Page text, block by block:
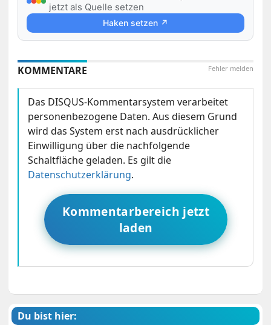
jetzt als Quelle setzen
Haken setzen ↗
Fehler melden
KOMMENTARE
Das DISQUS-Kommentarsystem verarbeitet
personenbezogene Daten. Aus diesem Grund
wird das System erst nach ausdrücklicher
Einwilligung über die nachfolgende
Schaltfläche geladen. Es gilt die
Datenschutzerklärung.
Kommentarbereich jetzt
laden
Du bist hier: